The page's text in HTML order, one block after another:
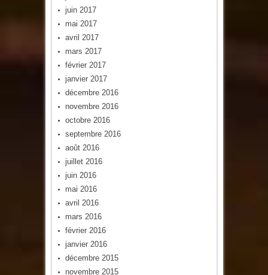
juin 2017
mai 2017
avril 2017
mars 2017
février 2017
janvier 2017
décembre 2016
novembre 2016
octobre 2016
septembre 2016
août 2016
juillet 2016
juin 2016
mai 2016
avril 2016
mars 2016
février 2016
janvier 2016
décembre 2015
novembre 2015